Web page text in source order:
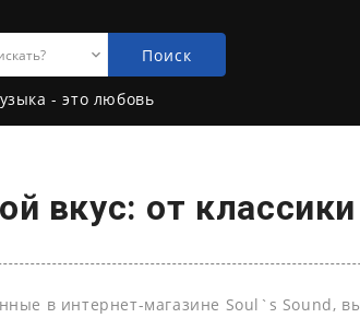
Поиск
- это любовь
вкус: от
в интернет-магазине Soul`s Sound,